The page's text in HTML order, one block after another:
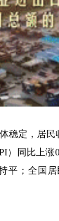
定，居民
同比上涨
平；全国